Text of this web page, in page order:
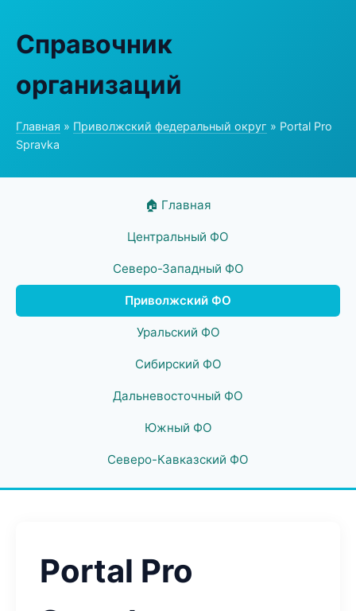
Справочник
организаций
Главная » Приволжский федеральный округ » Portal Pro
Spravka
🏠 Главная
Центральный ФО
Северо-Западный ФО
Приволжский ФО
Уральский ФО
Сибирский ФО
Дальневосточный ФО
Южный ФО
Северо-Кавказский ФО
Portal Pro